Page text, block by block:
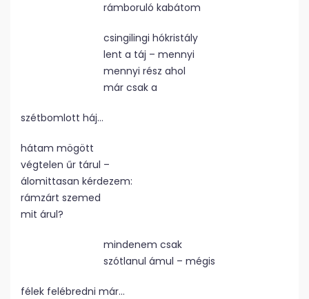
rámboruló kabátom
csingilingi hókristály
lent a táj – mennyi
mennyi rész ahol
már csak a
szétbomlott háj…
hátam mögött
végtelen űr tárul –
álomittasan kérdezem:
rámzárt szemed
mit árul?
mindenem csak
szótlanul ámul – mégis
félek felébredni már…